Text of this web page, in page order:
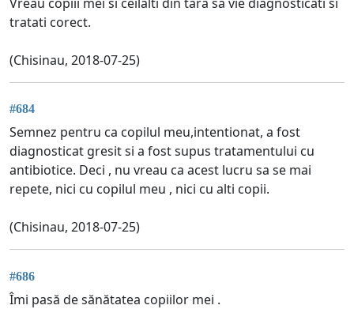
tratati corect.
(Chisinau, 2018-07-25)
#684
Semnez pentru ca copilul meu,intentionat, a fost
diagnosticat gresit si a fost supus tratamentului cu
antibiotice. Deci , nu vreau ca acest lucru sa se mai
repete, nici cu copilul meu , nici cu alti copii.
(Chisinau, 2018-07-25)
#686
Îmi pasă de sănătatea copiilor mei .